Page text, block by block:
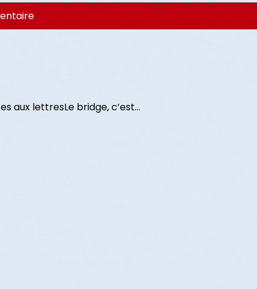
aux lettresLe bridge, c’est...